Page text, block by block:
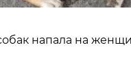
напала на